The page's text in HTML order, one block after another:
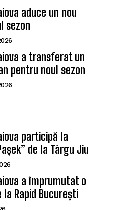
aduce un nou
sezon
a transferat un
pentru noul sezon
participă la
de la Târgu Jiu
a împrumutat o
Rapid București